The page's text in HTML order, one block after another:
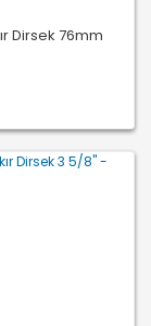
Dirsek 76mm